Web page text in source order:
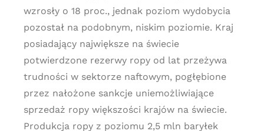
wzrosły o 18 proc., jednak poziom wydobycia
pozostał na podobnym, niskim poziomie. Kraj
posiadający największe na świecie
potwierdzone rezerwy ropy od lat przeżywa
trudności w sektorze naftowym, pogłębione
przez nałożone sankcje uniemożliwiające
sprzedaż ropy większości krajów na świecie.
Produkcja ropy z poziomu 2,5 mln baryłek